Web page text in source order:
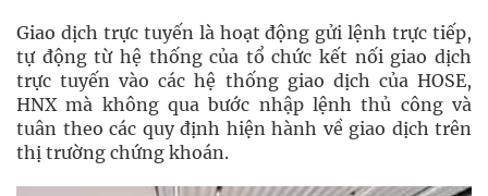
Giao dịch trực tuyến là hoạt động gửi lệnh trực tiếp,
tự động từ hệ thống của tổ chức kết nối giao dịch
trực tuyến vào các hệ thống giao dịch của HOSE,
HNX mà không qua bước nhập lệnh thủ công và
tuân theo các quy định hiện hành về giao dịch trên
thị trường chứng khoán.